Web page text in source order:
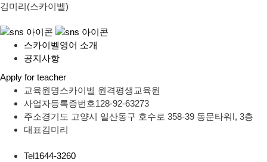
김미리(스카이벨)
스카이벨영어 소개
공지사항
Apply for teacher
교육원명스카이벨 원격평생교육원
사업자등록증번호128-92-63273
주소경기도 고양시 일산동구 호수로 358-39 동문타워I, 3층
대표김미리
Tel 1644-3260